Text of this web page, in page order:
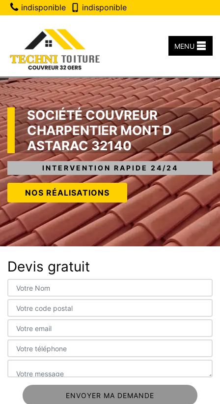
indisponible indisponible
MENU
SOCIÉTÉ COUVREUR
CHARPENTIER MONT D
ASTARAC 32140
INTERVENTION RAPIDE 24/24
NOS RÉALISATIONS
Devis gratuit